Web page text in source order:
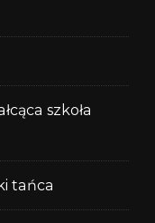
szkoła
tańca